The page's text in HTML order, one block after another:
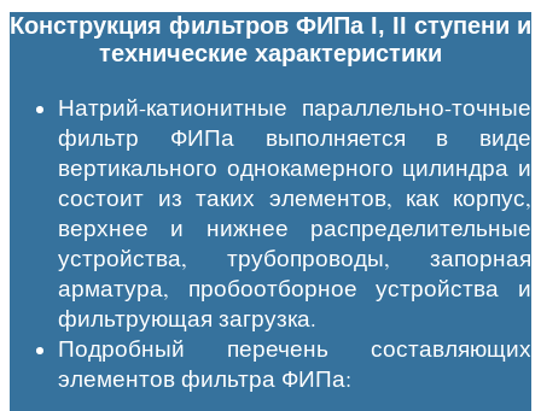
Конструкция фильтров ФИПа I, II ступени и
технические характеристики
Натрий-катионитные параллельно-точные
фильтр ФИПа выполняется в виде
вертикального однокамерного цилиндра и
состоит из таких элементов, как корпус,
верхнее и нижнее распределительные
устройства, трубопроводы, запорная
арматура, пробоотборное устройства и
фильтрующая загрузка.
Подробный перечень составляющих
элементов фильтра ФИПа: